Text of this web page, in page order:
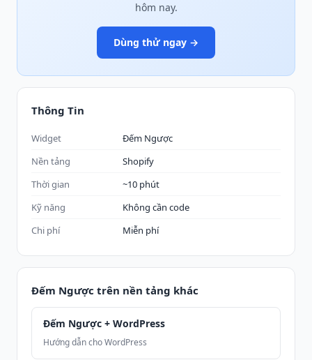
hôm nay.
Dùng thử ngay →
Thông Tin
Widget
Đếm Ngược
Nền tảng
Shopify
Thời gian
~10 phút
Kỹ năng
Không cần code
Chi phí
Miễn phí
Đếm Ngược trên nền tảng khác
Đếm Ngược + WordPress
Hướng dẫn cho WordPress